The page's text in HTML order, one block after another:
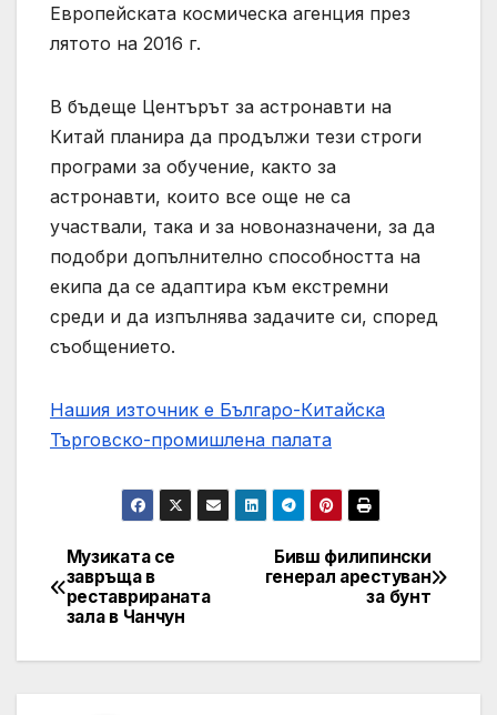
Европейската космическа агенция през
лятото на 2016 г.
В бъдеще Центърът за астронавти на
Китай планира да продължи тези строги
програми за обучение, както за
астронавти, които все още не са
участвали, така и за новоназначени, за да
подобри допълнително способността на
екипа да се адаптира към екстремни
среди и да изпълнява задачите си, според
съобщението.
Нашия източник е Българо-Китайска
Търговско-промишлена палaта
Post
navigation
Бивш филипински
генерал арестуван
за бунт
Музиката се
завръща в
реставрираната
зала в Чанчун